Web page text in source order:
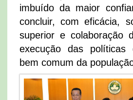
imbuído da maior
concluir, com eficácia,
superior e colaboração
execução das
bem comum da